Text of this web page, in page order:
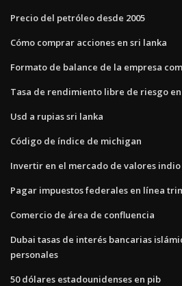
Precio del petróleo desde 2005
Cómo comprar acciones en sri lanka
Formato de balance de la empresa
Tasa de rendimiento libre de riesgo
Usd a rupias sri lanka
Código de índice de michigan
Invertir en el mercado de valores
Pagar impuestos federales en línea
Comercio de área de confluencia
Dubai tasas de interés bancarias
personales
50 dólares estadounidenses en pib